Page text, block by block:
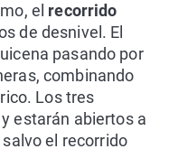
el recorrido
de desnivel. El
pasando por
combinando
Los tres
estarán abiertos a
el recorrido